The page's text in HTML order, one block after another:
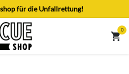
für die Unfallrettung!
0